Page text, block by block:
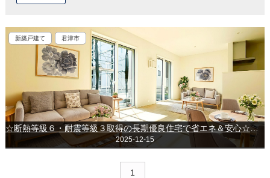
新築戸建て 君津市
☆断熱等級６・耐震等級３取得の長期優良住宅で省エネ＆安心☆～君津市人見3丁目～第1期
2025-12-15
1